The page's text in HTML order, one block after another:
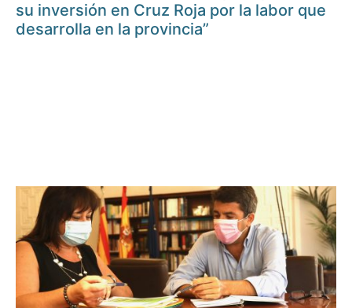
su inversión en Cruz Roja por la labor que
desarrolla en la provincia”